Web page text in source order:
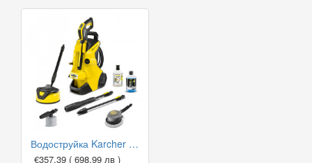
Водоструйка Karcher K4 Power Control Car & Home
€357.39 ( 698.99 лв )